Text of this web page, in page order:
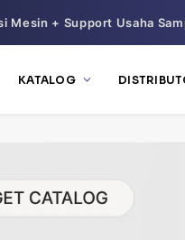
Mesin + Support Usaha
KATALOG